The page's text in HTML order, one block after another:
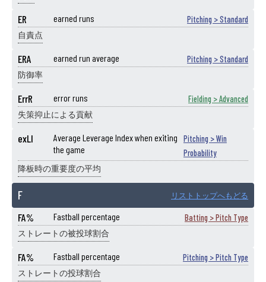
ER earned runs Pitching > Standard
自責点
ERA earned run average Pitching > Standard
防御率
ErrR error runs Fielding > Advanced
失策抑止による貢献
exLI
Average Leverage Index when exiting
the game
Pitching > Win
Probability
降板時の重要度の平均
F リストトップへもどる
FA% Fastball percentage Batting > Pitch Type
ストレートの被投球割合
FA% Fastball percentage Pitching > Pitch Type
ストレートの投球割合